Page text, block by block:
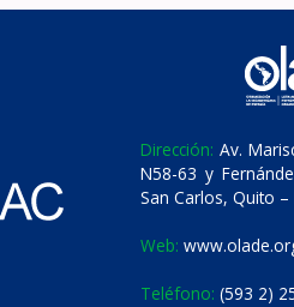
Dirección: Av.
N58-63 y
San Carlos, Quito –
Web:
Teléfono: (593 2)